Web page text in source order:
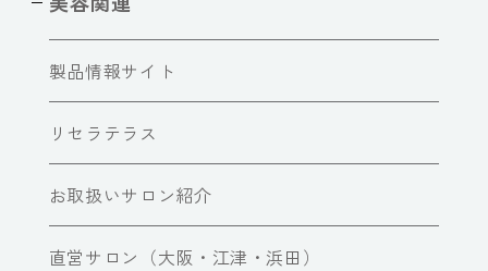
製品情報サイト
リセラテラス
お取扱いサロン紹介
直営サロン（大阪・江津・浜田）